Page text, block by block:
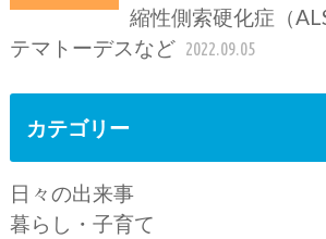
縮性側索硬化症（
テマトーデスなど 2022.09.05
カテゴリー
日々の出来事
暮らし・子育て